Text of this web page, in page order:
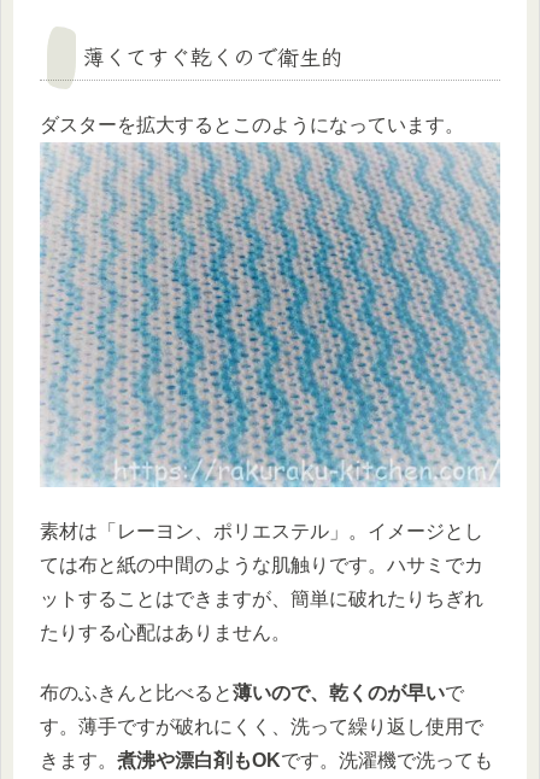
薄くてすぐ乾くので衛生的
ダスターを拡大するとこのようになっています。
素材は「レーヨン、ポリエステル」。イメージとし
ては布と紙の中間のような肌触りです。ハサミでカ
ットすることはできますが、簡単に破れたりちぎれ
たりする心配はありません。
布のふきんと比べると薄いので、乾くのが早いで
す。薄手ですが破れにくく、洗って繰り返し使用で
きます。 煮沸や漂白剤もOKです。洗濯機で洗っても